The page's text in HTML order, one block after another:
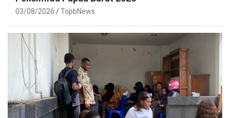
03/08/2026 TopbNews